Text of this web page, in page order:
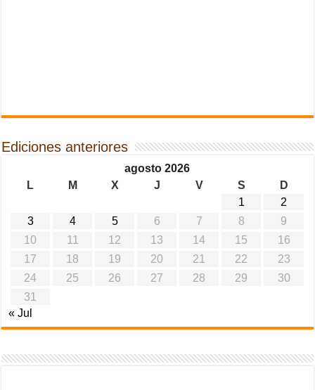
Ediciones anteriores
agosto 2026
L
M X J V S
D
1
2
3
4 5 6 7 8
9
10
11 12 13 14 15
16
17
18 19 20 21 22
23
24
25 26 27 28 29
30
31
« Jul